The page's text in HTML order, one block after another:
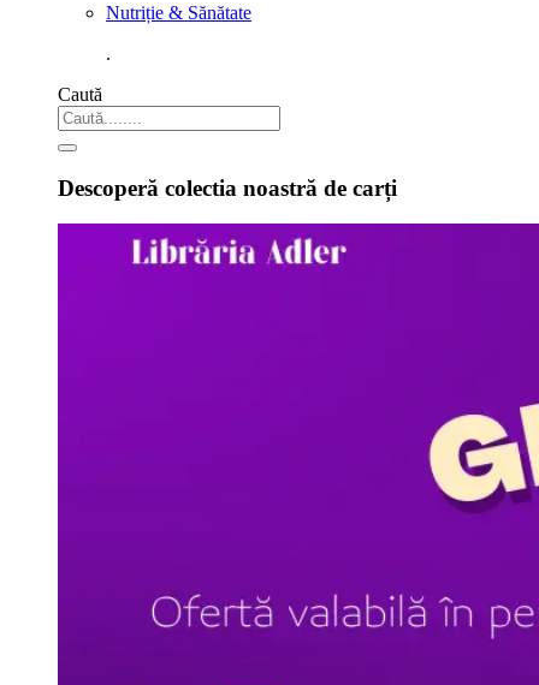
Nutriție & Sănătate
.
Caută
Descoperă colectia noastră de carți